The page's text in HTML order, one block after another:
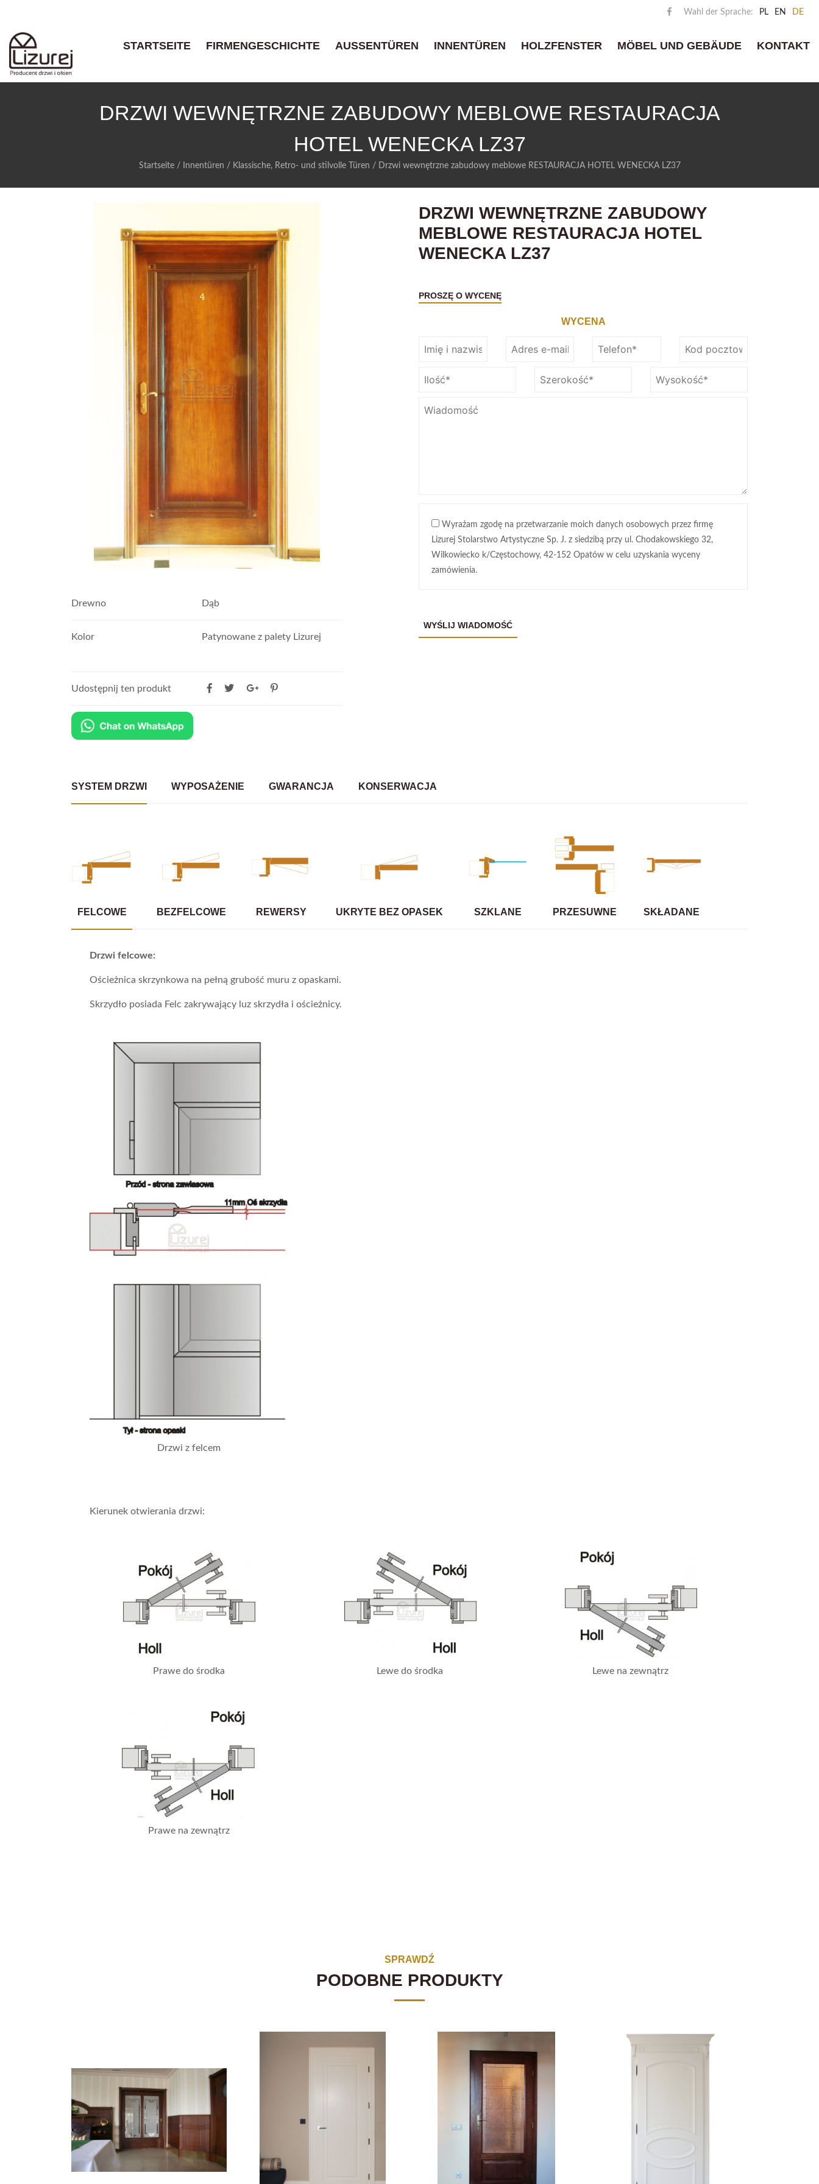
Wahl der Sprache: PL EN DE
STARTSEITE FIRMENGESCHICHTE AUSSENTÜREN INNENTÜREN HOLZFENSTER MÖBEL UND GEBÄUDE KONTAKT
DRZWI WEWNĘTRZNE ZABUDOWY MEBLOWE RESTAURACJA
HOTEL WENECKA LZ37
Startseite/ Innentüren / Klassische, Retro- und stilvolle Türen / Drzwi wewnętrzne zabudowy meblowe RESTAURACJA HOTEL WENECKA LZ37
Drewno Dąb
Kolor Patynowane z palety Lizurej
Udostępnij ten produkt
DRZWI WEWNĘTRZNE ZABUDOWY
MEBLOWE RESTAURACJA HOTEL
WENECKA LZ37
PROSZĘ O WYCENĘ
WYCENA
Wyrażam zgodę na przetwarzanie moich danych osobowych przez firmę
Lizurej Stolarstwo Artystyczne Sp. J. z siedzibą przy ul. Chodakowskiego 32,
Wilkowiecko k/Częstochowy, 42-152 Opatów w celu uzyskania wyceny
zamówienia.
SYSTEM DRZWI WYPOSAŻENIE GWARANCJA KONSERWACJA
FELCOWE BEZFELCOWE REWERSY UKRYTE BEZ OPASEK SZKLANE PRZESUWNE SKŁADANE
Drzwi felcowe:
Ościeżnica skrzynkowa na pełną grubość muru z opaskami.
Skrzydło posiada Felc zakrywający luz skrzydła i ościeżnicy.
Drzwi z felcem
Kierunek otwierania drzwi:
Prawe do środka Lewe do środka Lewe na zewnątrz
Prawe na zewnątrz
SPRAWDŹ
PODOBNE PRODUKTY